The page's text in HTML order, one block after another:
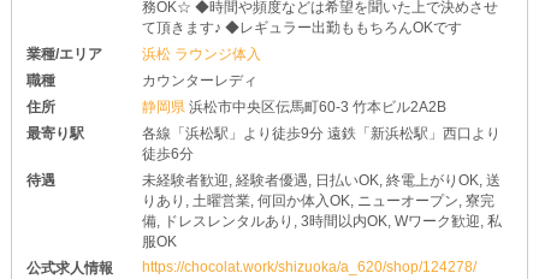
務OK☆ ◆時間や頻度などは希望を聞いた上で決めさせ
て頂きます♪ ◆レギュラー出勤ももちろんOKです
業種/エリア
浜松 ラウンジ体入
職種
カウンターレディ
住所
静岡県浜松市中央区伝馬町60-3 竹本ビル2A2B
最寄り駅
各線「浜松駅」より徒歩9分 遠鉄「新浜松駅」西口より
徒歩6分
待遇
未経験者歓迎, 経験者優遇, 日払いOK, 終電上がりOK, 送
りあり, 土曜営業, 何回か体入OK, ニューオープン, 寮完
備, ドレスレンタルあり, 3時間以内OK, Wワーク歓迎, 私
服OK
公式求人情報
https://chocolat.work/shizuoka/a_620/shop/124278/